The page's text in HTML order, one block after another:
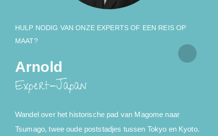
HULP NODIG VAN ONZE EXPERTS OF EEN REIS OP
MAAT?
Arnold
Expert-Japan
Wandel over het historische pad van Magome naar
Tsumago, twee oude poststadjes tussen Tokyo en Kyoto.